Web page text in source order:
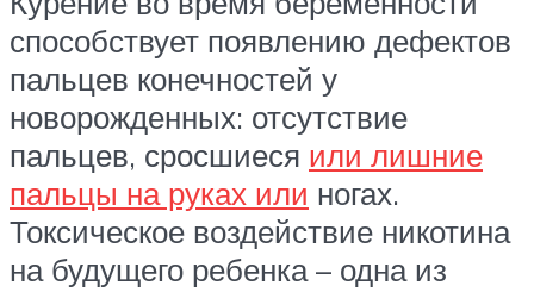
способствует появлению дефектов
пальцев конечностей у
новорожденных: отсутствие
пальцев, сросшиеся или лишние
пальцы на руках или ногах.
Токсическое воздействие никотина
на будущего ребенка – одна из